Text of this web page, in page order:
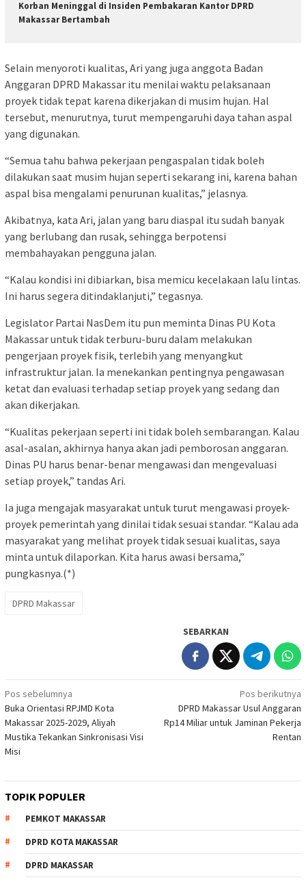
Korban Meninggal di Insiden Pembakaran Kantor DPRD
Makassar Bertambah
Selain menyoroti kualitas, Ari yang juga anggota Badan
Anggaran DPRD Makassar itu menilai waktu pelaksanaan
proyek tidak tepat karena dikerjakan di musim hujan. Hal
tersebut, menurutnya, turut mempengaruhi daya tahan aspal
yang digunakan.
“Semua tahu bahwa pekerjaan pengaspalan tidak boleh
dilakukan saat musim hujan seperti sekarang ini, karena bahan
aspal bisa mengalami penurunan kualitas,” jelasnya.
Akibatnya, kata Ari, jalan yang baru diaspal itu sudah banyak
yang berlubang dan rusak, sehingga berpotensi
membahayakan pengguna jalan.
“Kalau kondisi ini dibiarkan, bisa memicu kecelakaan lalu lintas.
Ini harus segera ditindaklanjuti,” tegasnya.
Legislator Partai NasDem itu pun meminta Dinas PU Kota
Makassar untuk tidak terburu-buru dalam melakukan
pengerjaan proyek fisik, terlebih yang menyangkut
infrastruktur jalan. Ia menekankan pentingnya pengawasan
ketat dan evaluasi terhadap setiap proyek yang sedang dan
akan dikerjakan.
“Kualitas pekerjaan seperti ini tidak boleh sembarangan. Kalau
asal-asalan, akhirnya hanya akan jadi pemborosan anggaran.
Dinas PU harus benar-benar mengawasi dan mengevaluasi
setiap proyek,” tandas Ari.
Ia juga mengajak masyarakat untuk turut mengawasi proyek-
proyek pemerintah yang dinilai tidak sesuai standar. “Kalau ada
masyarakat yang melihat proyek tidak sesuai kualitas, saya
minta untuk dilaporkan. Kita harus awasi bersama,”
pungkasnya.(*)
DPRD Makassar
SEBARKAN
Navigasi
pos
Pos sebelumnya
Buka Orientasi RPJMD Kota
Makassar 2025-2029, Aliyah
Mustika Tekankan Sinkronisasi Visi
Misi
Pos berikutnya
DPRD Makassar Usul Anggaran
Rp14 Miliar untuk Jaminan Pekerja
Rentan
TOPIK POPULER
PEMKOT MAKASSAR
DPRD KOTA MAKASSAR
DPRD MAKASSAR